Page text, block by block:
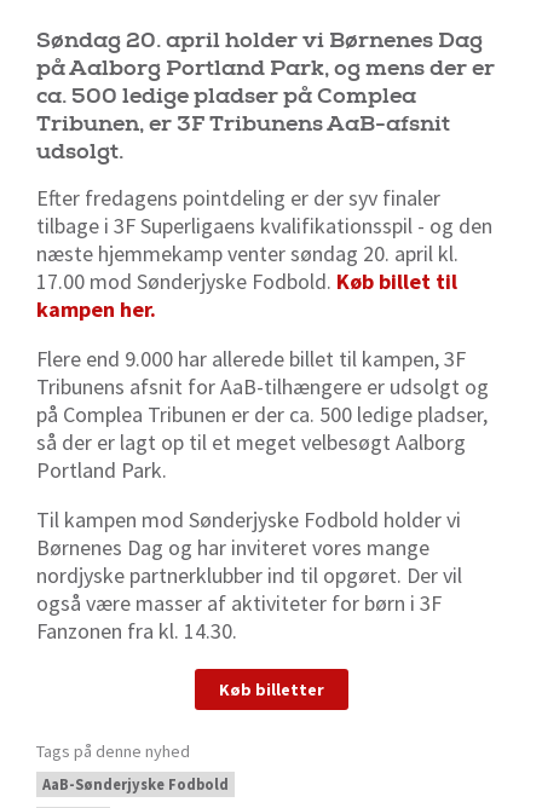
Søndag 20. april holder vi Børnenes Dag
på Aalborg Portland Park, og mens der er
ca. 500 ledige pladser på Complea
Tribunen, er 3F Tribunens AaB-afsnit
udsolgt.
Efter fredagens pointdeling er der syv finaler
tilbage i 3F Superligaens kvalifikationsspil - og den
næste hjemmekamp venter søndag 20. april kl.
17.00 mod Sønderjyske Fodbold. Køb billet til
kampen her.
Flere end 9.000 har allerede billet til kampen, 3F
Tribunens afsnit for AaB-tilhængere er udsolgt og
på Complea Tribunen er der ca. 500 ledige pladser,
så der er lagt op til et meget velbesøgt Aalborg
Portland Park.
Til kampen mod Sønderjyske Fodbold holder vi
Børnenes Dag og har inviteret vores mange
nordjyske partnerklubber ind til opgøret. Der vil
også være masser af aktiviteter for børn i 3F
Fanzonen fra kl. 14.30.
Køb billetter
Tags på denne nyhed
AaB-Sønderjyske Fodbold